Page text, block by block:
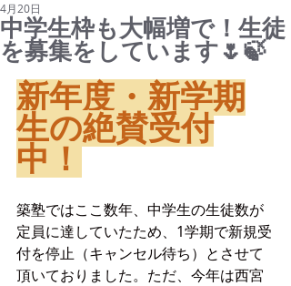
中学生枠も大幅増で！生徒
を募集をしています🌷🍃
4月20日
新年度・新学期
生の絶賛受付
中！
築塾ではここ数年、中学生の生徒数が
定員に達していたため、1学期で新規受
付を停止（キャンセル待ち）とさせて
頂いておりました。ただ、今年は西宮